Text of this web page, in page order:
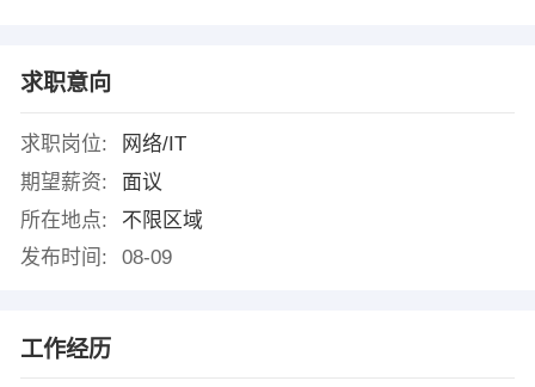
求职意向
求职岗位:
网络/IT
期望薪资:
面议
所在地点:
不限区域
发布时间:
08-09
工作经历